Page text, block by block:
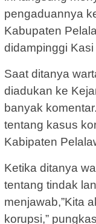
pengaduannya
Kabupaten
didampinggi
Saat ditanya
diadukan ke
banyak
tentang kasus
Kabipaten
Ketika ditanya
tentang tindak
menjawab,”Kita
korupsi,”